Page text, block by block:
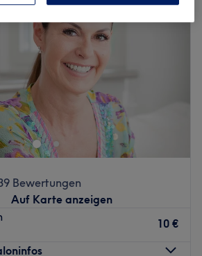
Bewertungen
Auf Karte anzeigen
10 €